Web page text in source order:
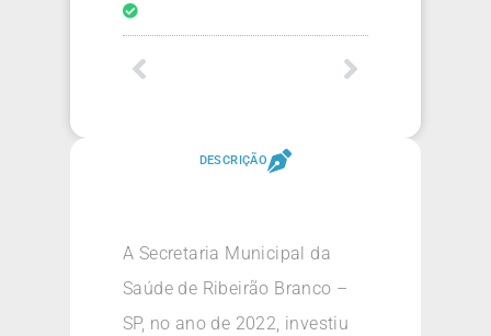
DESCRIÇÃO
A Secretaria Municipal da
Saúde de Ribeirão Branco –
SP, no ano de 2022, investiu